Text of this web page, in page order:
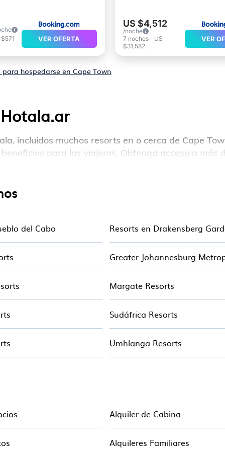
VER OFERTA
US $4,512
/noche
7 noches- US
$31,582
VER
hospedarse en Cape Town
incluidos muchos resorts en o cerca de Cape
para los viajeros. Obtenga acceso a más
que puede hacer mientras está allí.
gimnasios, wifi, spas, privado Piscinas y
hasta frente al mar y en resorts privados,
Boda para ser recordada, un complejo de
disponible para parejas, familias o grupos, y
servicios principales como spas, jacuzzis,
entretenimiento para niños.
del Cabo Resorts en Drakensberg
Margate Resorts
Sudáfrica Resorts
Umhlanga Resorts
Alquiler de Cabina
Alquileres Familiares